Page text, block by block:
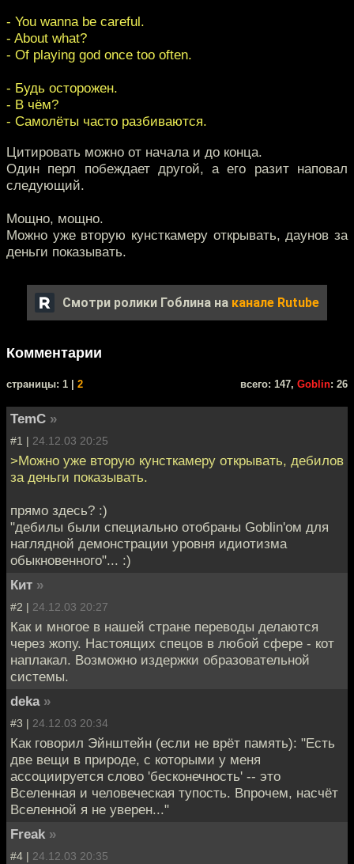
- You wanna be careful.
- About what?
- Of playing god once too often.
- Будь осторожен.
- В чём?
- Самолёты часто разбиваются.
Цитировать можно от начала и до конца.
Один перл побеждает другой, а его разит наповал
следующий.
Мощно, мощно.
Можно уже вторую кунсткамеру открывать, даунов за
деньги показывать.
Смотри ролики Гоблина на канале Rutube
Комментарии
cтраницы: 1 | 2 всего: 147, Goblin: 26
TemC »
#1 | 24.12.03 20:25
>Можно уже вторую кунсткамеру открывать, дебилов
за деньги показывать.
прямо здесь? :)
"дебилы были специально отобраны Goblin'ом для
наглядной демонстрации уровня идиотизма
обыкновенного"... :)
Кит »
#2 | 24.12.03 20:27
Как и многое в нашей стране переводы делаются
через жопу. Настоящих спецов в любой сфере - кот
наплакал. Возможно издержки образовательной
системы.
deka »
#3 | 24.12.03 20:34
Как говорил Эйнштейн (если не врёт память): "Есть
две вещи в природе, с которыми у меня
ассоциируется слово 'бесконечность' -- это
Вселенная и человеческая тупость. Впрочем, насчёт
Вселенной я не уверен..."
Freak »
#4 | 24.12.03 20:35